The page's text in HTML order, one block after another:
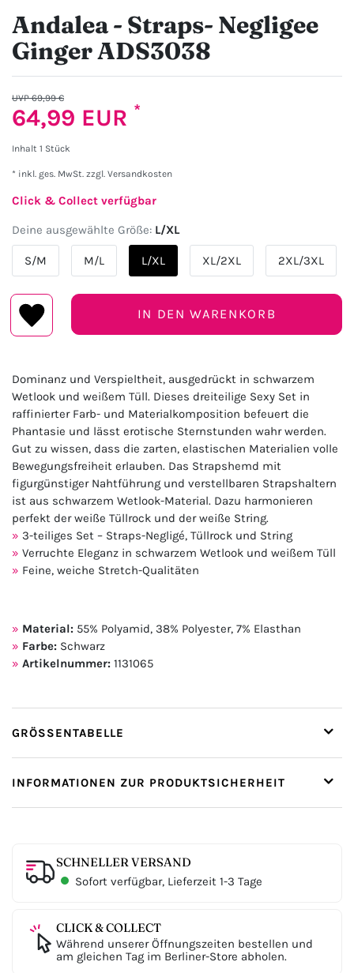
Andalea - Straps- Negligee
Ginger ADS3038
UVP 69,99 €
64,99 EUR *
Inhalt 1 Stück
* inkl. ges. MwSt. zzgl. Versandkosten
Click & Collect verfügbar
Deine ausgewählte Größe: L/XL
S/M M/L L/XL XL/2XL 2XL/3XL
IN DEN WARENKORB
Dominanz und Verspieltheit, ausgedrückt in schwarzem
Wetlook und weißem Tüll. Dieses dreiteilige Sexy Set in
raffinierter Farb- und Materialkomposition befeuert die
Phantasie und lässt erotische Sternstunden wahr werden.
Gut zu wissen, dass die zarten, elastischen Materialien volle
Bewegungsfreiheit erlauben. Das Strapshemd mit
figurgünstiger Nahtführung und verstellbaren Strapshaltern
ist aus schwarzem Wetlook-Material. Dazu harmonieren
perfekt der weiße Tüllrock und der weiße String.
3-teiliges Set – Straps-Negligé, Tüllrock und String
Verruchte Eleganz in schwarzem Wetlook und weißem Tüll
Feine, weiche Stretch-Qualitäten
Material: 55% Polyamid, 38% Polyester, 7% Elasthan
Farbe: Schwarz
Artikelnummer: 1131065
GRÖSSENTABELLE
INFORMATIONEN ZUR PRODUKTSICHERHEIT
SCHNELLER VERSAND
Sofort verfügbar, Lieferzeit 1-3 Tage
CLICK & COLLECT
Während unserer Öffnungszeiten bestellen und
am gleichen Tag im Berliner-Store abholen.